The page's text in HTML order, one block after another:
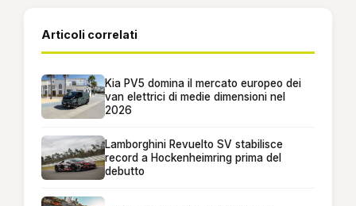
Articoli correlati
Kia PV5 domina il mercato europeo dei
van elettrici di medie dimensioni nel
2026
Lamborghini Revuelto SV stabilisce
record a Hockenheimring prima del
debutto